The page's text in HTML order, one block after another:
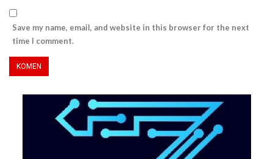
Save my name, email, and website in this browser for the next
time I comment.